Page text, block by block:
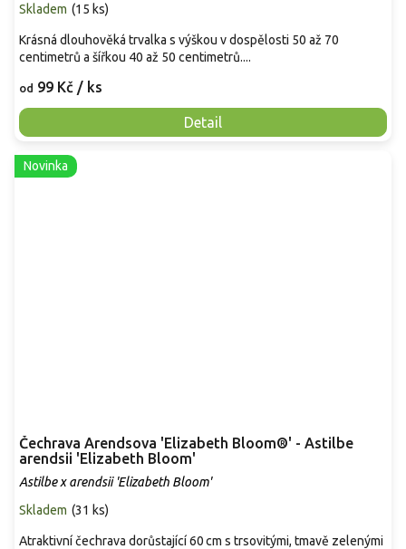
Skladem (15 ks)
od 99 Kč / ks
Detail
Krásná dlouhověká trvalka s výškou v dospělosti 50 až 70
centimetrů a šířkou 40 až 50 centimetrů....
Novinka
Čechrava Arendsova 'Elizabeth Bloom®' - Astilbe
arendsii 'Elizabeth Bloom'
Astilbe x arendsii 'Elizabeth Bloom'
Skladem (31 ks)
Atraktivní čechrava dorůstající 60 cm s trsovitými, tmavě zelenými